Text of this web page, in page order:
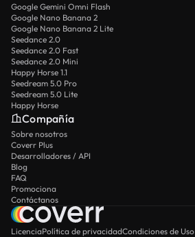
Google Gemini Omni Flash
Google Nano Banana 2
Google Nano Banana 2 Lite
Seedance 2.0
Seedance 2.0 Fast
Seedance 2.0 Mini
Happy Horse 1.1
Seedream 5.0 Pro
Seedream 5.0 Lite
Happy Horse
Compañía
Sobre nosotros
Coverr Plus
Desarrolladores / API
Blog
FAQ
Promociona
Contáctanos
LicenciaPolítica de privacidadCondiciones de Uso